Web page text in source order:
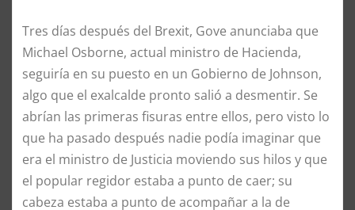
Tres días después del Brexit, Gove anunciaba que
Michael Osborne, actual ministro de Hacienda,
seguiría en su puesto en un Gobierno de Johnson,
algo que el exalcalde pronto salió a desmentir. Se
abrían las primeras fisuras entre ellos, pero visto lo
que ha pasado después nadie podía imaginar que
era el ministro de Justicia moviendo sus hilos y que
el popular regidor estaba a punto de caer; su
cabeza estaba a punto de acompañar a la de